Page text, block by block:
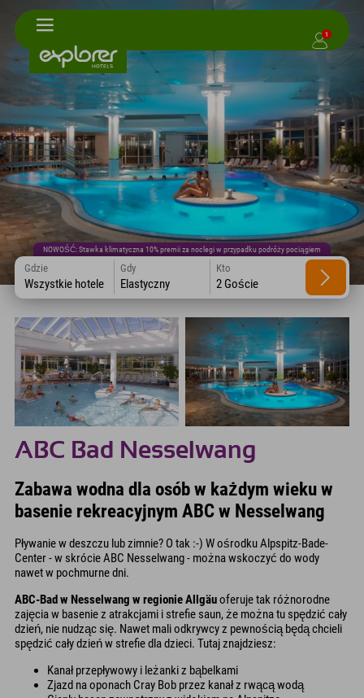
1
NOWOŚĆ: Stawka klimatyczna 10% premii za noclegi w przypadku podróży pociągiem
Gdzie
Wszystkie hotele
Gdy
Elastyczny
Kto
2 Goście
ABC Bad Nesselwang
Zabawa wodna dla osób w każdym wieku w
basenie rekreacyjnym ABC w Nesselwang
Pływanie w deszczu lub zimnie? O tak :-) W ośrodku Alpspitz-Bade-
Center - w skrócie ABC Nesselwang - można wskoczyć do wody
nawet w pochmurne dni.
ABC-Bad w Nesselwang w regionie Allgäuoferuje tak różnorodne
zajęcia w basenie z atrakcjami i strefie saun, że można tu spędzić cały
dzień, nie nudząc się. Nawet mali odkrywcy z pewnością będą chcieli
spędzić cały dzień w strefie dla dzieci. Tutaj znajdziesz:
Kanał przepływowy i leżanki z bąbelkami
Zjazd na oponach Cray Bob przez kanał z rwącą wodą